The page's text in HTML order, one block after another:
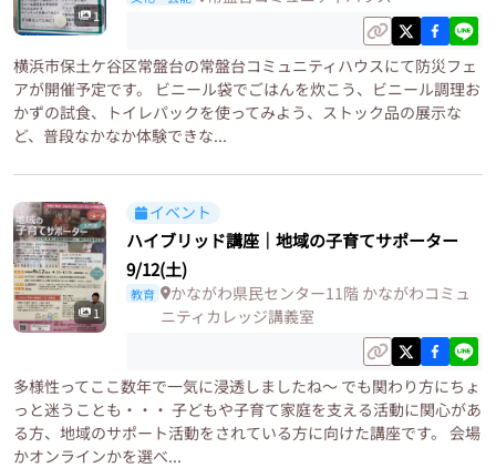
1
横浜市保土ケ谷区常盤台の常盤台コミュニティハウスにて防災フェ
アが開催予定です。 ビニール袋でごはんを炊こう、ビニール調理お
かずの試食、トイレパックを使ってみよう、ストック品の展示な
ど、普段なかなか体験できな...
1
イベント
ハイブリッド講座｜地域の子育てサポーター
9/12(土)
教育
かながわ県民センター11階 かながわコミュ
ニティカレッジ講義室
多様性ってここ数年で一気に浸透しましたね〜 でも関わり方にちょ
っと迷うことも・・・ 子どもや子育て家庭を支える活動に関心があ
る方、地域のサポート活動をされている方に向けた講座です。 会場
かオンラインかを選べ...